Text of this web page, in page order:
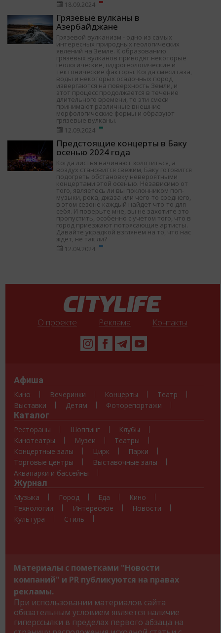
18.09.2024
Грязевые вулканы в
Азербайджане
Грязевой вулканизм - одно из самых
интересных природных геологических
явлений на Земле. К образованию
грязевых вулканов приводят некоторые
геологические, гидрогеологические и
тектонические факторы. Когда смеси газа,
воды и некоторых осадочных пород
извергаются на поверхность Земли, и
этот процесс продолжается в течение
длительного времени, то эти смеси
принимают различные внешние
морфологические формы и образуют
грязевые вулканы.
12.09.2024
Предстоящие концерты в Баку
осенью 2024 года
Когда листья начинают золотиться, а
воздух становится свежим, Баку готовится
подогреть обстановку невероятными
концертами этой осенью. Независимо от
того, являетесь ли вы поклонником поп-
музыки, рока, джаза или чего-то среднего,
в этом сезоне каждый найдет что-то для
себя. И поверьте мне, вы не захотите это
пропустить, особенно с учетом того, что в
город приезжают потрясающие артисты.
Давайте украдкой взглянем на то, что нас
ждет, не так ли?
12.09.2024
О проекте Реклама Контакты
Афиша
Кино Вечеринки Концерты
Театр
Выставки
Детям Фоторепортажи
Каталог
Рестораны Шоппинг
Клубы
Кинотеатры
Музеи
Театры
Концертные залы
Цирк
Парки
Торговые центры
Выставочные залы
Аквапарки и бассейны
Журнал
Музыка Город Еда
Кино
Технологии
Интересное
Новости
Культура
Стиль
Материалы с пометками "Новости
компаний" и PR публикуются на правах
рекламы.
При использовании материалов сайта
обязательным условием является наличие
гиперссылки в пределах первого абзаца на